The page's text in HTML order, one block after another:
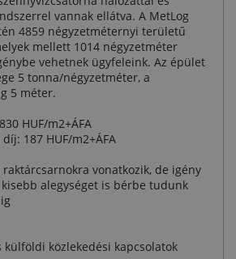
vannak ellátva. A MetLog
4859 négyzetméternyi területű
mellett 1014 négyzetméter
vehetnek ügyfeleink. Az épület
5 tonna/négyzetméter, a
5 méter.
HUF/m2+ÁFA
187 HUF/m2+ÁFA
vonatkozik, de igény
alegységet is bérbe tudunk
közlekedési kapcsolatok